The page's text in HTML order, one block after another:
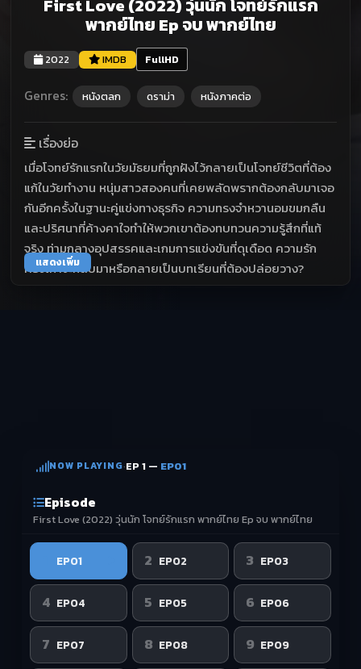
First Love (2022) วุ่นนัก โจทย์รักแรก
พากย์ไทย Ep จบ พากย์ไทย
2022 IMDB FullHD
Genres: หนังตลก ดราม่า หนังภาคต่อ
เรื่องย่อ
เมื่อโจทย์รักแรกในวัยมัธยมที่ถูกฝังไว้กลายเป็นโจทย์ชีวิตที่ต้อง
แก้ในวัยทำงาน หนุ่มสาวสองคนที่เคยพลัดพรากต้องกลับมาเจอ
กันอีกครั้งในฐานะคู่แข่งทางธุรกิจ ความทรงจำหวานอมขมกลืน
และปริศนาที่ค้างคาใจทำให้พวกเขาต้องทบทวนความรู้สึกที่แท้
จริง ท่ามกลางอุปสรรคและเกมการแข่งขันที่ดุเดือด ความรัก
ครั้งเก่าจะกลับมาหรือกลายเป็นบทเรียนที่ต้องปล่อยวาง?
แสดงเพิ่ม
NOW PLAYING·EP 1 — EP01
Episode
First Love (2022) วุ่นนัก โจทย์รักแรก พากย์ไทย Ep จบ พากย์ไทย
EP01 2 EP02 3 EP03
4 EP04 5 EP05 6 EP06
7 EP07 8 EP08 9 EP09